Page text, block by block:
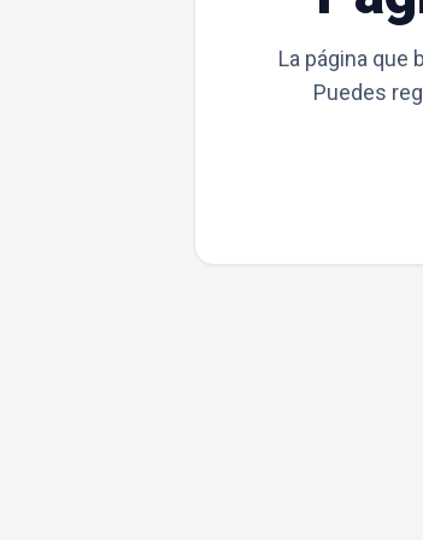
La página que
Puedes